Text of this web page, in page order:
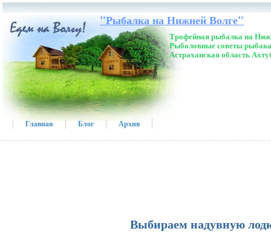
"Рыбалка на Нижней Волге"
Трофейная рыбалка на
Рыболовные советы
Астраханская область
Главная Блог Архив
Выбираем надувную